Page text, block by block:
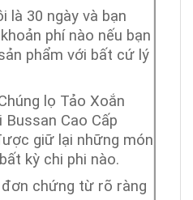
là 30 ngày và bạn
phí nào nếu bạn
phẩm với bất cứ lý
lọ Tảo Xoắn
Cao Cấp
giữ lại những món
kỳ chi phi nào.
chứng từ rõ ràng